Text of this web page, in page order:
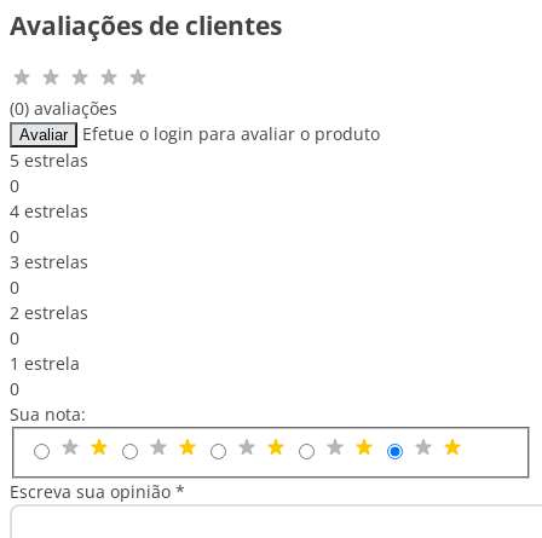
Avaliações de clientes
(0) avaliações
Avaliar
Efetue o login para avaliar o produto
5 estrelas
0
4 estrelas
0
3 estrelas
0
2 estrelas
0
1 estrela
0
Sua nota:
Escreva sua opinião *